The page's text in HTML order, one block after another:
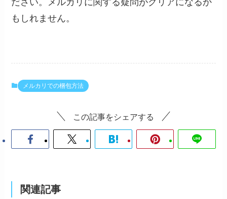
ださい。メルカリに関する疑問がクリアになるか
もしれません。
メルカリでの梱包方法
この記事をシェアする
関連記事